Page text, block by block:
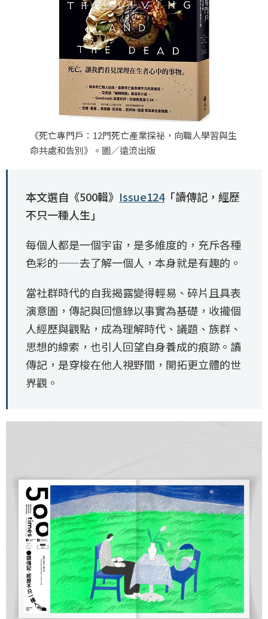
《死亡專門戶：12門死亡產業探祕，向職人學習與生
命共處和告別》。圖／遠流出版
本文選自《500輯》 Issue124「讀傳記，經歷
不只一種人生」
每個人都是一個宇宙，是多維度的，充斥各種
色彩的——去了解一個人，本身就是有趣的。
當社群時代的自我揭露變得輕易、碎片且具表
演意圖，傳記與回憶錄以事實為基礎，收攏個
人經歷與觀點，成為理解時代、議題、族群、
思想的線索，也引人回望自身養成的痕跡。讀
傳記，是穿梭在他人視野間，開拓更立體的世
界觀。